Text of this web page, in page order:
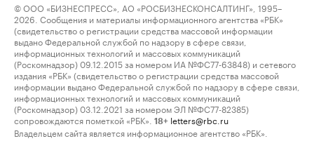
© ООО «БИЗНЕСПРЕСС», АО «РОСБИЗНЕСКОНСАЛТИНГ», 1995–
2026. Сообщения и материалы информационного агентства «РБК»
(свидетельство о регистрации средства массовой информации
выдано Федеральной службой по надзору в сфере связи,
информационных технологий и массовых коммуникаций
(Роскомнадзор) 09.12.2015 за номером ИА №ФС77-63848) и сетевого
издания «РБК» (свидетельство о регистрации средства массовой
информации выдано Федеральной службой по надзору в сфере связи,
информационных технологий и массовых коммуникаций
(Роскомнадзор) 03.12.2021 за номером ЭЛ №ФС77-82385)
сопровождаются пометкой «РБК».
18+ letters@rbc.ru
Владельцем сайта является информационное агентство «РБК».